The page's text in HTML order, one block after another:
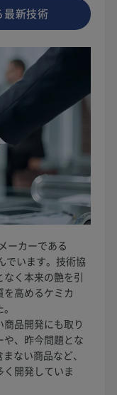
最新技術
ーカーである
でいます。技術協
く本来の艶を引
高めるケミカ
品開発にも取り
、昨今問題とな
ない商品など、
開発していま